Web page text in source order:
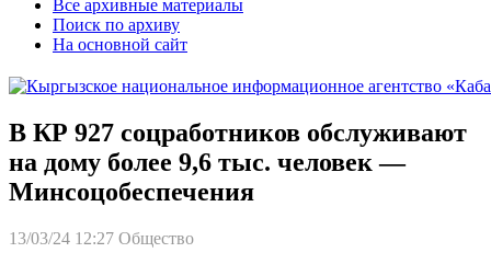
Все архивные материалы
Поиск по архиву
На основной сайт
В КР 927 соцработников обслуживают
на дому более 9,6 тыс. человек —
Минсоцобеспечения
13/03/24 12:27 Общество